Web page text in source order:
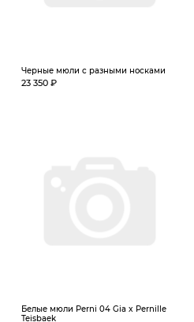
Черные мюли с разными носками
23 350 ₽
Белые мюли Perni 04 Gia x Pernille
Teisbaek